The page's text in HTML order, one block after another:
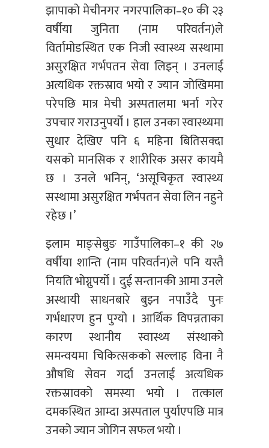
झापाको मेचीनगर नगरपालिका–१० की २३
वर्षीया जुनिता (नाम परिवर्तन)ले
विर्तामोडस्थित एक निजी स्वास्थ्य सस्थामा
असुरक्षित गर्भपतन सेवा लिइन् । उनलाई
अत्यधिक रक्तस्राव भयो र ज्यान जोखिममा
परेपछि मात्र मेची अस्पतालमा भर्ना गरेर
उपचार गराउनुपर्यो । हाल उनका स्वास्थ्यमा
सुधार देखिए पनि ६ महिना बितिसक्दा
यसको मानसिक र शारीरिक असर कायमै
छ । उनले भनिन्, ‘असूचिकृत स्वास्थ्य
सस्थामा असुरक्षित गर्भपतन सेवा लिन नहुने
रहेछ ।’
इलाम माङ्सेबुङ गाउँपालिका–१ की २७
वर्षीया शान्ति (नाम परिवर्तन)ले पनि यस्तै
नियति भोग्नुपर्यो । दुई सन्तानकी आमा उनले
अस्थायी साधनबारे बुझ्न नपाउँदै पुनः
गर्भधारण हुन पुग्यो । आर्थिक विपन्नताका
कारण स्थानीय स्वास्थ्य संस्थाको
समन्वयमा चिकित्सकको सल्लाह विना नै
औषधि सेवन गर्दा उनलाई अत्यधिक
रक्तस्रावको समस्या भयो । तत्काल
दमकस्थित आम्दा अस्पताल पुर्याएपछि मात्र
उनको ज्यान जोगिन सफल भयो ।